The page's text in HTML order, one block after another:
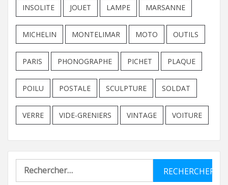
INSOLITE JOUET LAMPE MARSANNE
MICHELIN MONTELIMAR MOTO OUTILS
PARIS PHONOGRAPHE PICHET PLAQUE
POILU POSTALE SCULPTURE SOLDAT
VERRE VIDE-GRENIERS VINTAGE VOITURE
Rechercher :